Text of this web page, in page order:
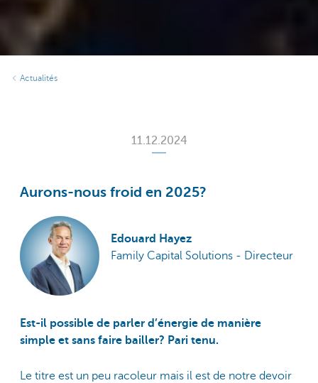
Actualités
11.12.2024
Aurons-nous froid en 2025?
Edouard Hayez
Family Capital Solutions - Directeur
Est-il possible de parler d’énergie de manière
simple et sans faire bailler? Pari tenu.
Le titre est un peu racoleur mais il est de notre devoir